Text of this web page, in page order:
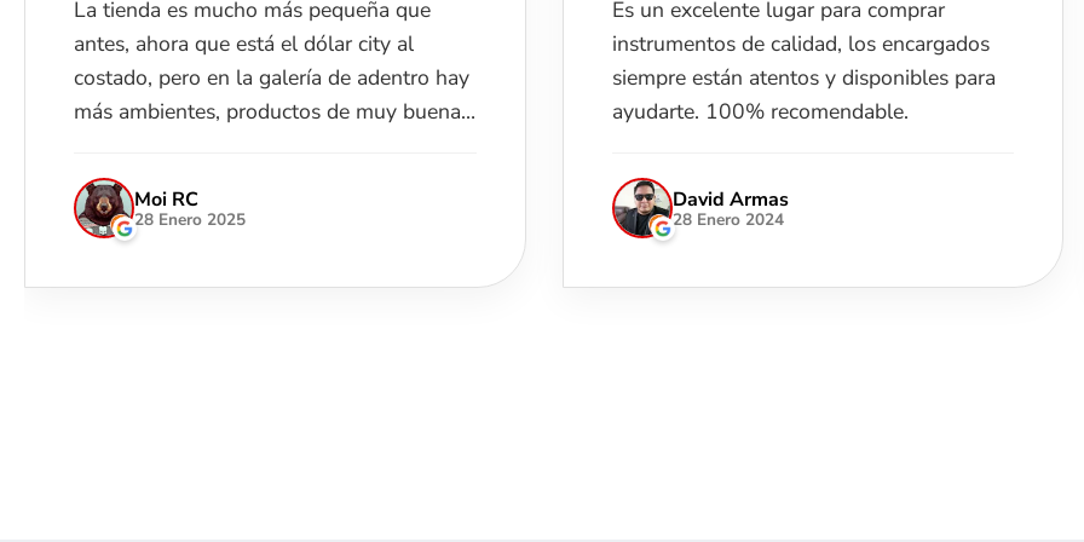
Es un excelente lugar para comprar
instrumentos de calidad, los encargados
siempre están atentos y disponibles para
ayudarte. 100% recomendable.
David Armas
28 Enero 2024
Me encantó el lugar , atendieron super
bien a mi hijo. Solo le quite una estrella xq
se demoraron mucho en entregarnos
todo... pidieron disculpas muy
5.
Iliana Rodo
28 Junio 2025